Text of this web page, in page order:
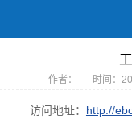
作者： 时间：
访问地址： http://